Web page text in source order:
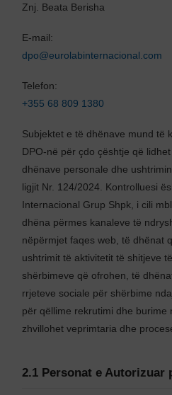
Znj. Beata Berisha
E-mail:
dpo@eurolabinternacional.com
Telefon:
+355 68 809 1380
Subjektet e të dhënave mund të
DPO-në për çdo çështje që
dhënave personale dhe
ligjit Nr. 124/2024. Kontrolluesi
Internacional Grup Shpk, i cili
dhëna përmes kanaleve të
nëpërmjet faqes web, të dhënat
ushtrimit të aktivitetit të shitjeve
shërbimeve që ofrohen, të
rrjeteve sociale për shërbime
për qëllime rekrutimi dhe burime
zhvillohet veprimtaria dhe
2.1 Personat e Autorizuar